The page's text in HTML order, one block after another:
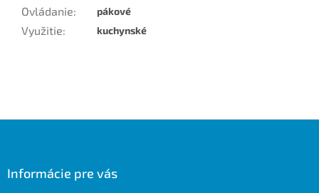
Ovládanie: pákové
Využitie: kuchynské
Informácie pre vás